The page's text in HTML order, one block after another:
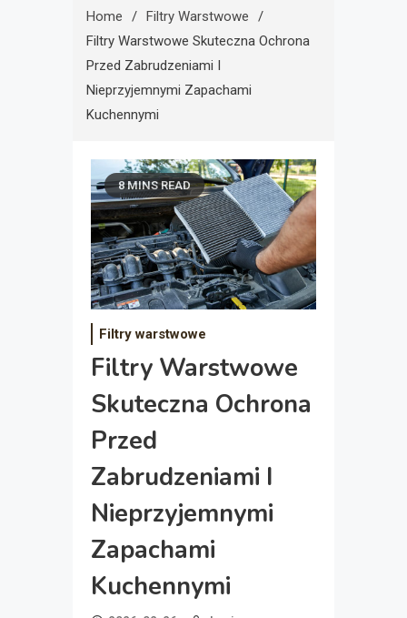
Home
Filtry Warstwowe
Filtry Warstwowe Skuteczna Ochrona
Przed Zabrudzeniami I
Nieprzyjemnymi Zapachami
Kuchennymi
8 MINS READ
Filtry warstwowe
Filtry Warstwowe
Skuteczna Ochrona
Przed
Zabrudzeniami I
Nieprzyjemnymi
Zapachami
Kuchennymi